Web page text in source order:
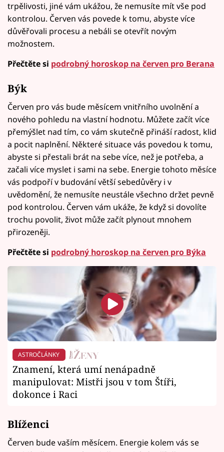
trpělivosti, jiné vám ukážou, že nemusíte mít vše pod
kontrolou. Červen vás povede k tomu, abyste více
důvěřovali procesu a nebáli se otevřít novým
možnostem.
Přečtěte si podrobný horoskop na červen pro Berana
Býk
Červen pro vás bude měsícem vnitřního uvolnění a
nového pohledu na vlastní hodnotu. Můžete začít více
přemýšlet nad tím, co vám skutečně přináší radost, klid
a pocit naplnění. Některé situace vás povedou k tomu,
abyste si přestali brát na sebe více, než je potřeba, a
začali více myslet i sami na sebe. Energie tohoto měsíce
vás podpoří v budování větší sebedůvěry i v
uvědomění, že nemusíte neustále všechno držet pevně
pod kontrolou. Červen vám ukáže, že když si dovolíte
trochu povolit, život může začít plynout mnohem
přirozeněji.
Přečtěte si podrobný horoskop na červen pro Býka
ASTROČLÁNKY
Znamení, která umí nenápadně
manipulovat: Mistři jsou v tom Štíři,
dokonce i Raci
Blíženci
Červen bude vaším měsícem. Energie kolem vás se